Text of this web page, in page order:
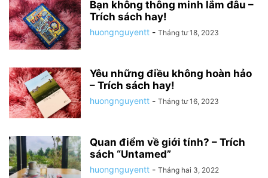
Bạn không thông minh lắm đâu –
Trích sách hay!
huongnguyentt - Tháng tư 18, 2023
Yêu những điều không hoàn hảo
– Trích sách hay!
huongnguyentt - Tháng tư 16, 2023
Quan điểm về giới tính? – Trích
sách “Untamed”
huongnguyentt - Tháng hai 3, 2022